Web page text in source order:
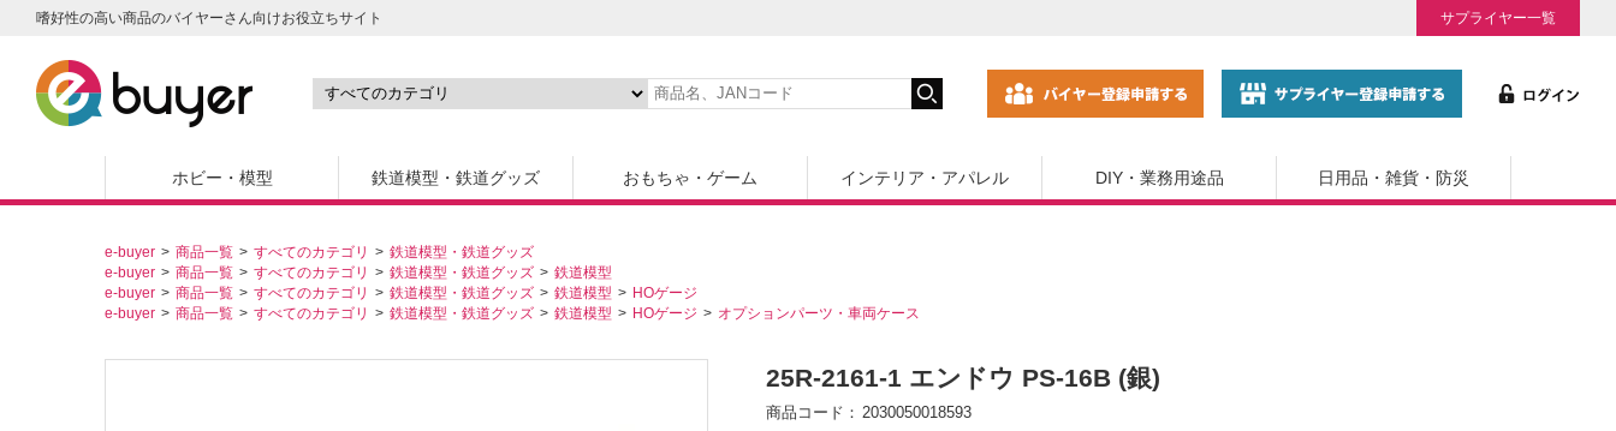
嗜好性の高い商品のバイヤーさん向けお役立ちサイト サプライヤー一覧
ホビー・模型 鉄道模型・鉄道グッズ おもちゃ・ゲーム インテリア・アパレル DIY・業務用途品 日用品・雑貨・防災
e-buyer 商品一覧 すべてのカテゴリ
鉄道模型・鉄道グッズ
e-buyer
商品一覧 すべてのカテゴリ 鉄道模型・鉄道グッズ
鉄道模型
e-buyer
商品一覧 すべてのカテゴリ 鉄道模型・鉄道グッズ 鉄道模型
HOゲージ
e-buyer
商品一覧 すべてのカテゴリ 鉄道模型・鉄道グッズ 鉄道模型 HOゲージ オプションパーツ・車両ケース
25R-2161-1 エンドウ PS-16B (銀)
商品コード
2030050018593